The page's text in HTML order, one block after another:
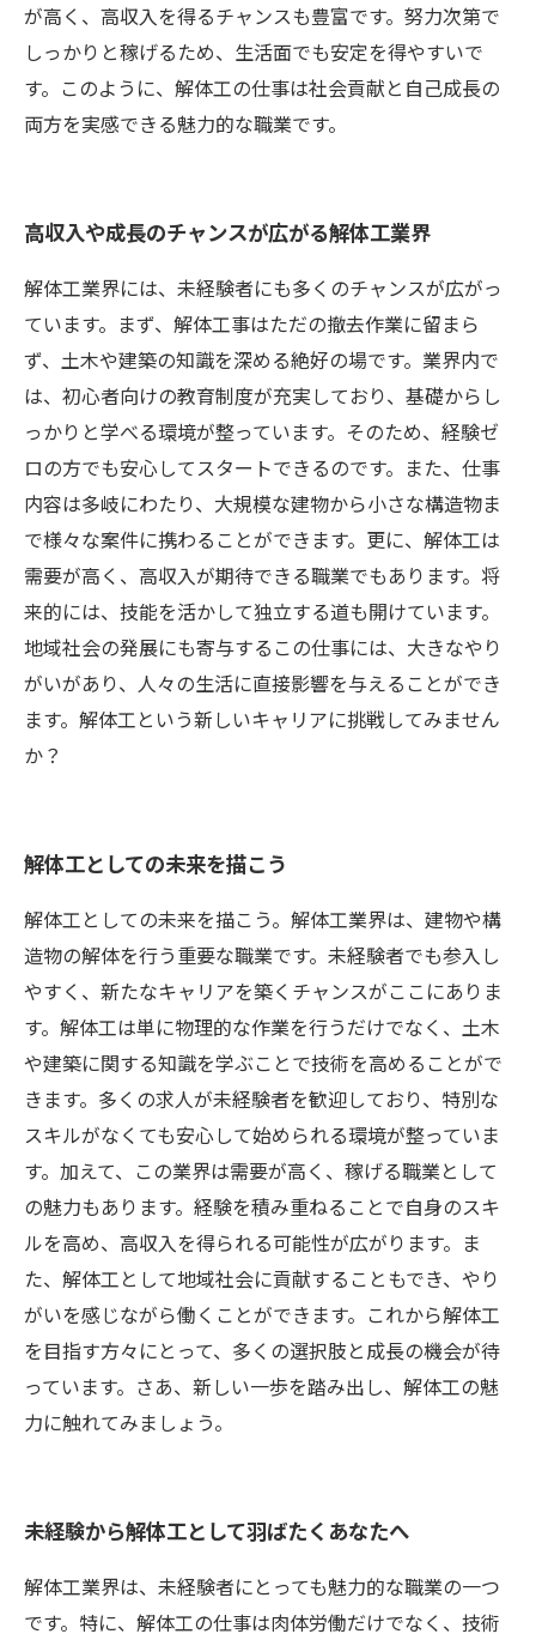
が高く、高収入を得るチャンスも豊富です。努力次第で
しっかりと稼げるため、生活面でも安定を得やすいで
す。このように、解体工の仕事は社会貢献と自己成長の
両方を実感できる魅力的な職業です。
高収入や成長のチャンスが広がる解体工業界
解体工業界には、未経験者にも多くのチャンスが広がっ
ています。まず、解体工事はただの撤去作業に留まら
ず、土木や建築の知識を深める絶好の場です。業界内で
は、初心者向けの教育制度が充実しており、基礎からし
っかりと学べる環境が整っています。そのため、経験ゼ
ロの方でも安心してスタートできるのです。また、仕事
内容は多岐にわたり、大規模な建物から小さな構造物ま
で様々な案件に携わることができます。更に、解体工は
需要が高く、高収入が期待できる職業でもあります。将
来的には、技能を活かして独立する道も開けています。
地域社会の発展にも寄与するこの仕事には、大きなやり
がいがあり、人々の生活に直接影響を与えることができ
ます。解体工という新しいキャリアに挑戦してみません
か？
解体工としての未来を描こう
解体工としての未来を描こう。解体工業界は、建物や構
造物の解体を行う重要な職業です。未経験者でも参入し
やすく、新たなキャリアを築くチャンスがここにありま
す。解体工は単に物理的な作業を行うだけでなく、土木
や建築に関する知識を学ぶことで技術を高めることがで
きます。多くの求人が未経験者を歓迎しており、特別な
スキルがなくても安心して始められる環境が整っていま
す。加えて、この業界は需要が高く、稼げる職業として
の魅力もあります。経験を積み重ねることで自身のスキ
ルを高め、高収入を得られる可能性が広がります。ま
た、解体工として地域社会に貢献することもでき、やり
がいを感じながら働くことができます。これから解体工
を目指す方々にとって、多くの選択肢と成長の機会が待
っています。さあ、新しい一歩を踏み出し、解体工の魅
力に触れてみましょう。
未経験から解体工として羽ばたくあなたへ
解体工業界は、未経験者にとっても魅力的な職業の一つ
です。特に、解体工の仕事は肉体労働だけでなく、技術